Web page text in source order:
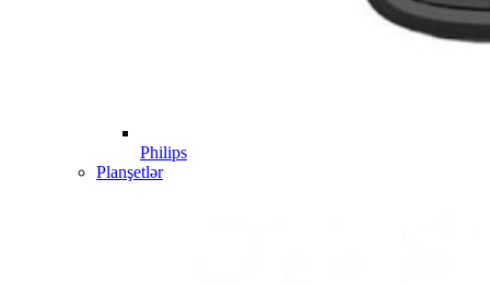
Philips
Planşetlər